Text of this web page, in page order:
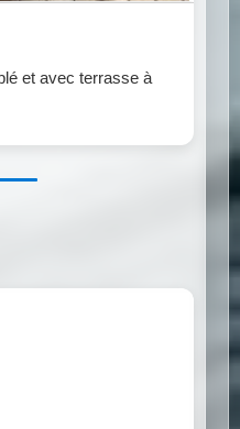
et avec terrasse à